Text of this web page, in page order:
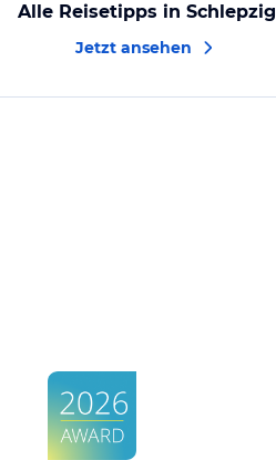
Alle Reisetipps in Schlepzig
Jetzt ansehen